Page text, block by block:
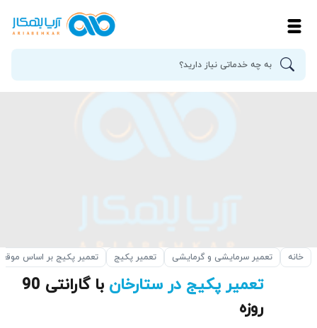
خانه تعمیر سرمایشی و گرمایشی تعمیر پکیج تعمیر پکیج بر اساس
تعمیر پکیج در ستارخان
با گارانتی 90
روزه